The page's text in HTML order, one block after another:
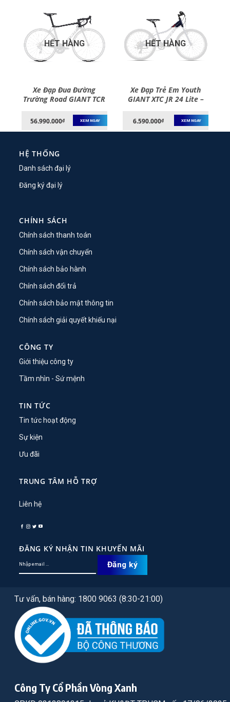
HẾT HÀNG
Xe Đạp Đua Đường
Trường Road GIANT TCR
– Bánh 700C – 2021
56.990.000₫ XEM NGAY
HẾT HÀNG
Xe Đạp Trẻ Em Youth
GIANT XTC JR 24 Lite –
6.590.000₫ XEM NGAY
HỆ THỐNG
Danh sách đại lý
Đăng ký đại lý
CHÍNH SÁCH
Chính sách thanh toán
Chính sách vận chuyển
Chính sách bảo hành
Chính sách đổi trả
Chính sách bảo mật thông tin
Chính sách giải quyết khiếu nại
CÔNG TY
Giới thiệu công ty
Tầm nhìn - Sứ mệnh
TIN TỨC
Tin tức hoạt động
Sự kiện
Ưu đãi
TRUNG TÂM HỖ TRỢ
Liên hệ
ĐĂNG KÝ NHẬN TIN KHUYẾN MÃI
Tư vấn, bán hàng: 1800 9063 (8:30-21:00)
Công Ty Cổ Phần Vòng Xanh